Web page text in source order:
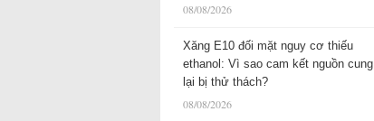
08/08/2026
Xăng E10 đối mặt nguy cơ thiếu
ethanol: Vì sao cam kết nguồn cung
lại bị thử thách?
08/08/2026